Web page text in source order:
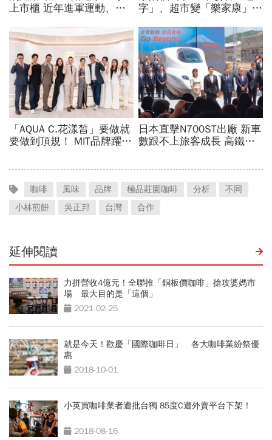
咖啡 風味 品牌 極品莊園咖啡 分析
不同
小林煎餅
吳正邦 台灣 合作
延伸閱讀
力拼營收4億元！全聯推「銅板價咖啡」搶攻婆媽市
場 最大目的是「這個」
2021-02-25
就是今天！歡慶「國際咖啡日」 各大咖啡業紛祭優
惠
2018-10-01
小英買咖啡業者遭批台獨 85度C遭外賣平台下架！
2018-08-16